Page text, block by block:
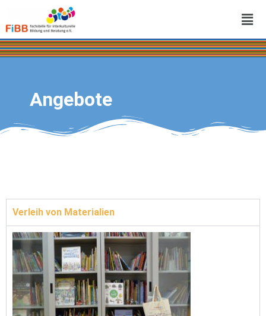
Angebote
Verleih von Materialien